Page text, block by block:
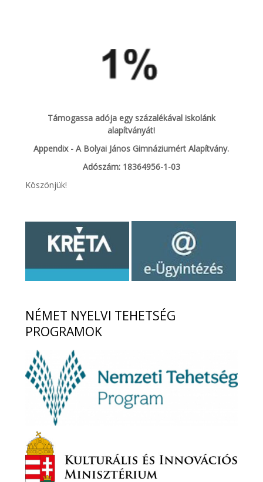
Támogassa adója egy százalékával iskolánk
alapítványát!
Appendix - A Bolyai János Gimnáziumért Alapítvány.
Adószám: 18364956-1-03
Köszönjük!
NÉMET NYELVI TEHETSÉG
PROGRAMOK